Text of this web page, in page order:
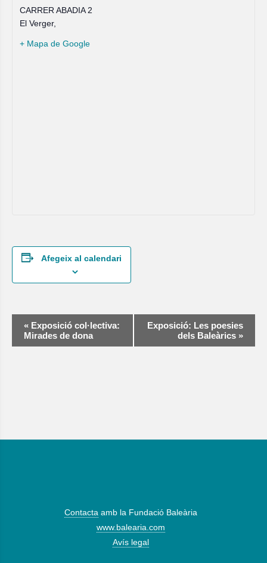
CARRER ABADIA 2
El Verger,
+ Mapa de Google
Afegeix al calendari
d'Esdeveniment
« Exposició col·lectiva:
Mirades de dona
Exposició: Les poesies
dels Baleàrics »
Contacta amb la Fundació Baleària
www.balearia.com
Avís legal